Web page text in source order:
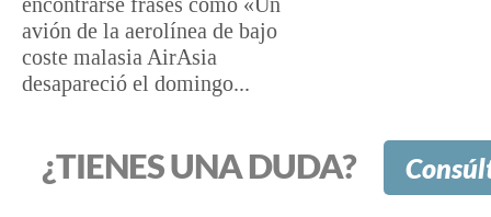
avión de la aerolínea de bajo
coste malasia AirAsia
desapareció el domingo...
¿TIENES UNA DUDA?